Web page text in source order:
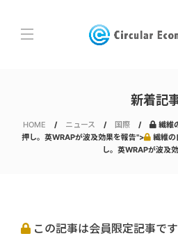
新着記
HOME ニュース 国際
繊維
押し。英WRAPが波及効果を報告">
繊維の
し。英WRAPが波及
この記事は会員限定記事です